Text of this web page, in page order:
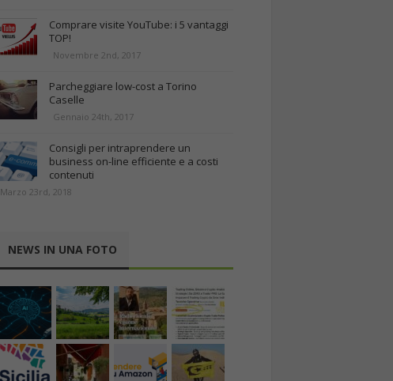
Comprare visite YouTube: i 5 vantaggi
TOP!
Novembre 2nd, 2017
Parcheggiare low-cost a Torino
Caselle
Gennaio 24th, 2017
Consigli per intraprendere un
business on-line efficiente e a costi
contenuti
Marzo 23rd, 2018
NEWS IN UNA FOTO